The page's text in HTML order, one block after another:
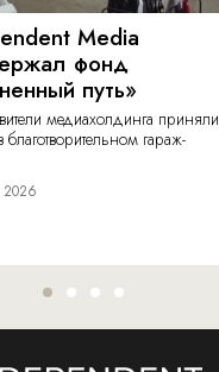
Media
фонд
путь»
медиахолдинга приняли
благотворительном гараж-
2026